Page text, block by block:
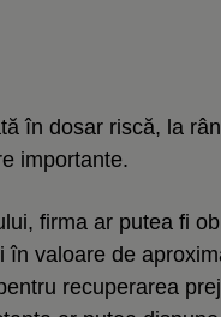
în dosar riscă, la
importante.
firma ar putea fi
în valoare de
recuperarea